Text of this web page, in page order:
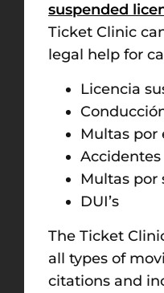
suspended
Ticket Clinic
legal help for
Licencia
Multas por
Accidentes
Multas por
DUI’s
The Ticket
all types of
citations and